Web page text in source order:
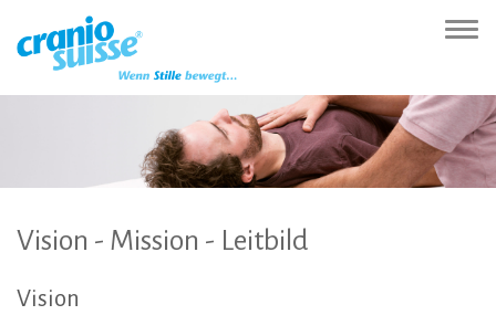
(Accesskey
Hauptnavigation
(Accesskey
Inhalt
(Accesskey
Sprachumschaltung
(Accesskey
Vision - Mission - Leitbild
Vision